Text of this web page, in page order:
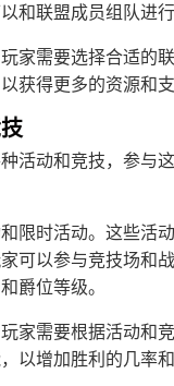
和联盟成员组队进
家需要选择合适的
获得更多的资源和支
活动和竞技，参与
限时活动。这些活
可以参与竞技场和
爵位等级。
家需要根据活动和
以增加胜利的几率和